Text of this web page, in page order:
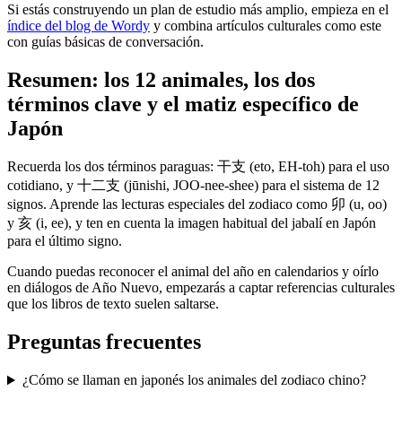
Si estás construyendo un plan de estudio más amplio, empieza en el
índice del blog de Wordy y combina artículos culturales como este
con guías básicas de conversación.
Resumen: los 12 animales, los dos
términos clave y el matiz específico de
Japón
Recuerda los dos términos paraguas: 干支 (eto, EH-toh) para el uso
cotidiano, y 十二支 (jūnishi, JOO-nee-shee) para el sistema de 12
signos. Aprende las lecturas especiales del zodiaco como 卯 (u, oo)
y 亥 (i, ee), y ten en cuenta la imagen habitual del jabalí en Japón
para el último signo.
Cuando puedas reconocer el animal del año en calendarios y oírlo
en diálogos de Año Nuevo, empezarás a captar referencias culturales
que los libros de texto suelen saltarse.
Preguntas frecuentes
¿Cómo se llaman en japonés los animales del zodiaco chino?